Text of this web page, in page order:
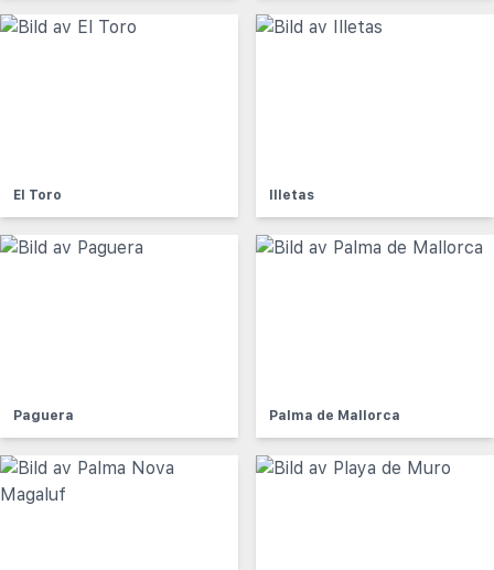
El Toro Illetas
Paguera Palma de Mallorca